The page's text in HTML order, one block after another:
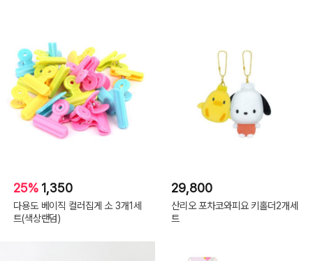
25% 1,350
다용도 베이직 컬러집게 소 3개1세
트(색상랜덤)
29,800
산리오 포차코와피요 키홀더2개세
트